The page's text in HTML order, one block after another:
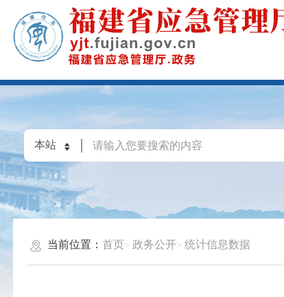
当前位置：首页 政务公开 统计信息数据